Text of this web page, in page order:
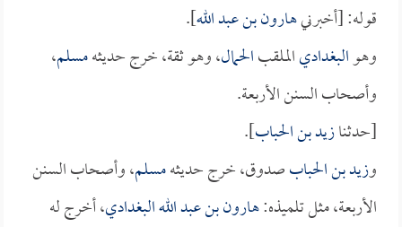
قوله: [أخبرنيهارون بن عبد الله].
وهوالبغداديالملقبالحمال، وهو ثقة، خرج حديثهمسلم،
وأصحاب السنن الأربعة.
[حدثنازيد بن الحباب].
وزيد بن الحبابصدوق، خرج حديثهمسلم، وأصحاب السنن
الأربعة، مثل تلميذه:هارون بن عبد الله البغدادي، أخرج له